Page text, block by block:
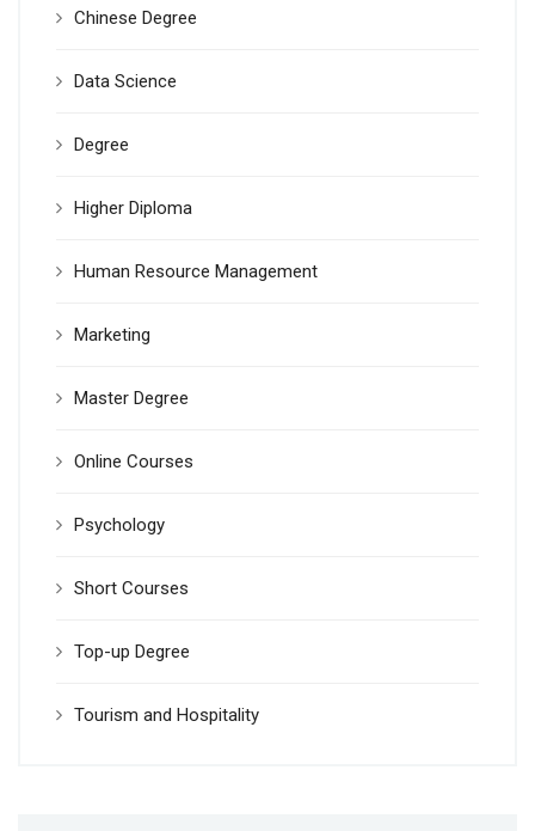
Chinese Degree
Data Science
Degree
Higher Diploma
Human Resource Management
Marketing
Master Degree
Online Courses
Psychology
Short Courses
Top-up Degree
Tourism and Hospitality